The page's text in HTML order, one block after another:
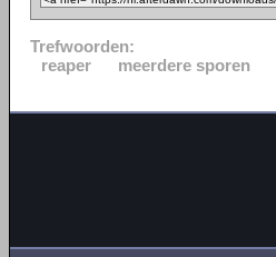
Trefwoorden:
reaper
meerdere sporen